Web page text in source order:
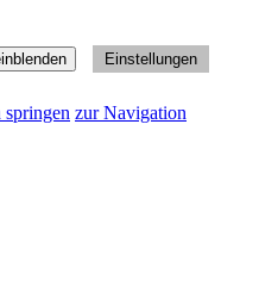
Einstellungen
zur Navigation